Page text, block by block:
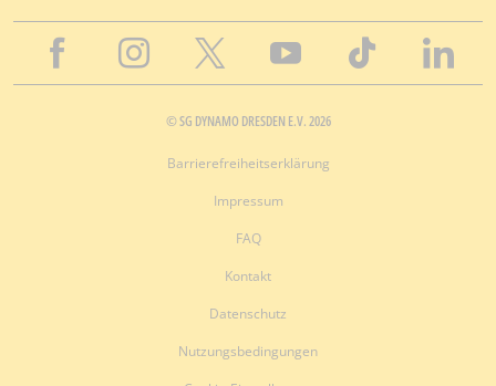
© SG DYNAMO DRESDEN E.V. 2026
Barrierefreiheitserklärung
Impressum
FAQ
Kontakt
Datenschutz
Nutzungsbedingungen